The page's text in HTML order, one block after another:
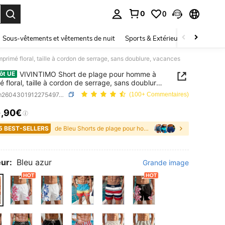
0 0
Sous-vêtements et vêtements de nuit Sports & Extérieur Enfants
floral, taille à cordon de serrage, sans doublure, vacances
UE
VIVINTIMO Short de plage pour homme à
floral, taille à cordon de serrage, sans doublure,
SKU: sm260430191227549748618 (100+ Commentaires)
AND AVAILABILITY
,90€
BEST-SELLERS de Bleu Shorts de plage pour hommes
Bleu azur Grande image